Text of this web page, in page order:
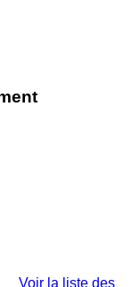
Voir la liste des